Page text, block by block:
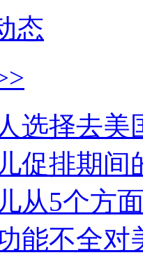
态
选择去
促排期间
从5个方
能不全对